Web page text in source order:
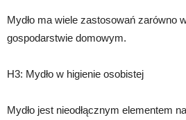
Mydło ma wiele zastosowań zarówno
gospodarstwie domowym.
H3: Mydło w higienie osobistej
Mydło jest nieodłącznym elementem